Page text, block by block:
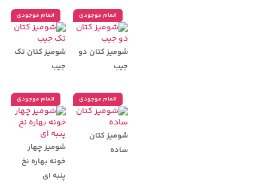
اتمام موجودی
شومیز کتان دو
جیب
اتمام موجودی
شومیز کتان تک
جیب
اتمام موجودی
شومیز کتان
ساده
اتمام موجودی
شومیز چهار
خونه بهاره نخ
پنبه ای